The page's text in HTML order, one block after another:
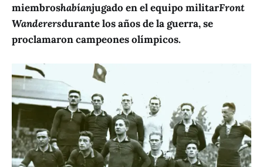
miembroshabíanjugado en el equipo militarFront
Wanderersdurante los años de la guerra, se
proclamaron campeones olímpicos.